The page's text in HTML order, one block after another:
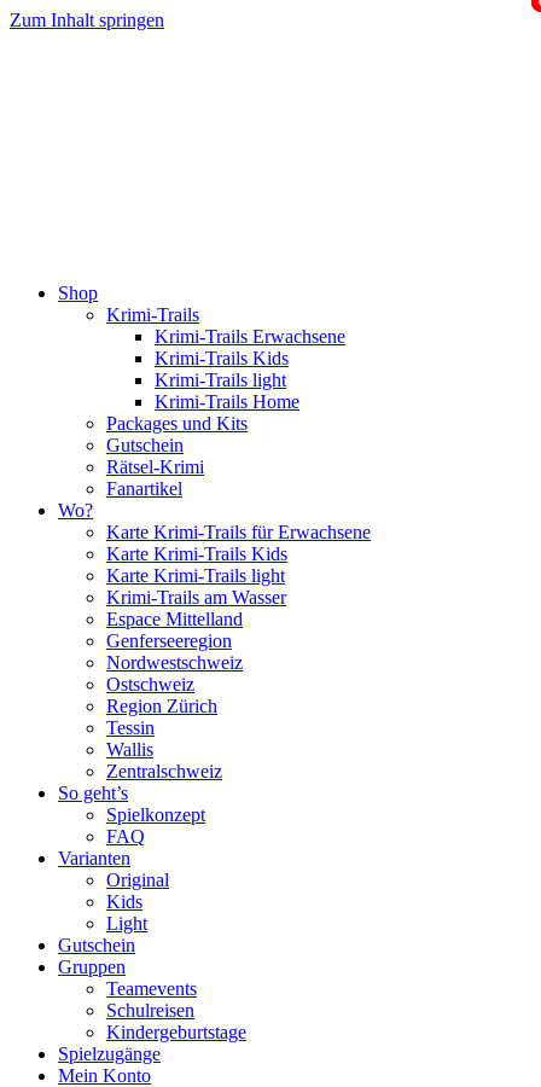
Zum Inhalt springen
Shop
Krimi-Trails
Krimi-Trails Erwachsene
Krimi-Trails Kids
Krimi-Trails light
Krimi-Trails Home
Packages und Kits
Gutschein
Rätsel-Krimi
Fanartikel
Wo?
Karte Krimi-Trails für Erwachsene
Karte Krimi-Trails Kids
Karte Krimi-Trails light
Krimi-Trails am Wasser
Espace Mittelland
Genferseeregion
Nordwestschweiz
Ostschweiz
Region Zürich
Tessin
Wallis
Zentralschweiz
So geht’s
Spielkonzept
FAQ
Varianten
Original
Kids
Light
Gutschein
Gruppen
Teamevents
Schulreisen
Kindergeburtstage
Spielzugänge
Mein Konto